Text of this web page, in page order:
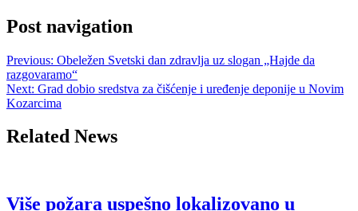
Post navigation
Previous: Obeležen Svetski dan zdravlja uz slogan „Hajde da
razgovaramo“
Next: Grad dobio sredstva za čišćenje i uređenje deponije u Novim
Kozarcima
Related News
Više požara uspešno lokalizovano u